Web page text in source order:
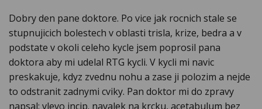
Dobry den pane doktore. Po vice jak rocnich stale se
stupnujicich bolestech v oblasti trisla, krize, bedra a v
podstate v okoli celeho kycle jsem poprosil pana
doktora aby mi udelal RTG kycli. V kycli mi navic
preskakuje, kdyz zvednu nohu a zase ji polozim a nejde
to odstranit zadnymi cviky. Pan doktor mi do zpravy
napsal: vlevo incip. navalek na krcku, acetabulum bez